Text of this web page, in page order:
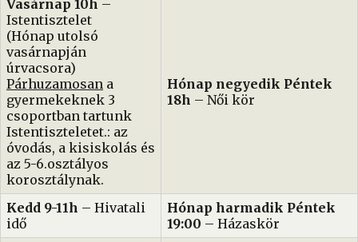
Vasárnap 10h –
Istentisztelet
(Hónap utolsó
vasárnapján
úrvacsora)
Párhuzamosan a
gyermekeknek 3
csoportban tartunk
Istentiszteletet.: az
óvodás, a kisiskolás és
az 5-6.osztályos
korosztálynak.
Hónap negyedik Péntek
18h – Női kör
Kedd 9-11h – Hivatali
idő
Hónap harmadik Péntek
19:00 – Házaskör